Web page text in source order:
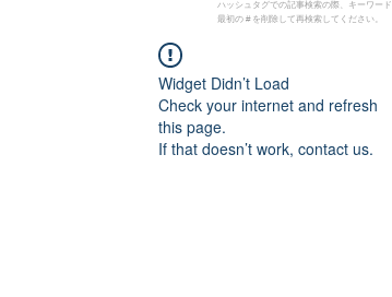
ハッシュタグでの記事検索の際、キーワード
最初の # を削除して再検索してください。
Widget Didn’t Load
Check your internet and refresh
this page.
If that doesn’t work, contact us.